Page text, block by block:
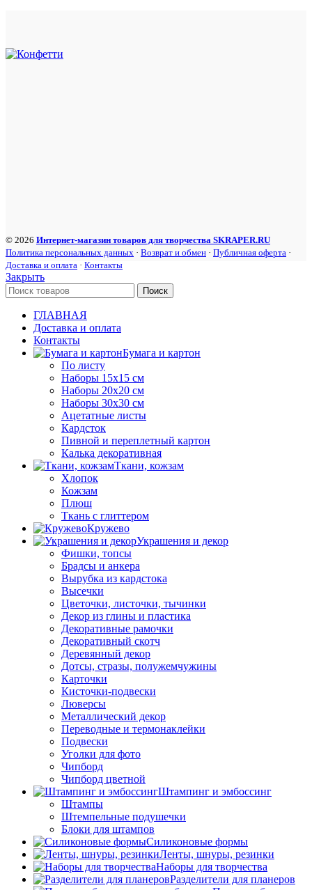
© 2026 Интернет-магазин товаров для творчества SKRAPER.RU
Политика персональных данных · Возврат и обмен · Публичная оферта ·
Доставка и оплата · Контакты
Закрыть
Поиск
ГЛАВНАЯ
Доставка и оплата
Контакты
Бумага и картон
По листу
Наборы 15х15 см
Наборы 20х20 см
Наборы 30х30 см
Ацетатные листы
Кардсток
Пивной и переплетный картон
Калька декоративная
Ткани, кожзам
Хлопок
Кожзам
Плюш
Ткань с глиттером
Кружево
Украшения и декор
Фишки, топсы
Брадсы и анкера
Вырубка из кардстока
Высечки
Цветочки, листочки, тычинки
Декор из глины и пластика
Декоративные рамочки
Декоративный скотч
Деревянный декор
Дотсы, стразы, полужемчужины
Карточки
Кисточки-подвески
Люверсы
Металлический декор
Переводные и термонаклейки
Подвески
Уголки для фото
Чипборд
Чипборд цветной
Штампинг и эмбоссинг
Штампы
Штемпельные подушечки
Блоки для штампов
Силиконовые формы
Ленты, шнуры, резинки
Наборы для творчества
Разделители для планеров